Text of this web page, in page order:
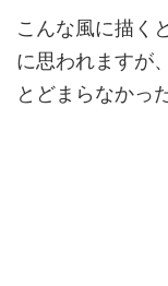
こんな風に描く
に思われますが
とどまらなかっ